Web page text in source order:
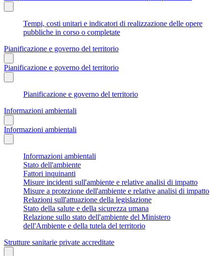
Tempi, costi unitari e indicatori di realizzazione delle opere
pubbliche in corso o completate
Pianificazione e governo del territorio
Pianificazione e governo del territorio
Pianificazione e governo del territorio
Informazioni ambientali
Informazioni ambientali
Informazioni ambientali
Stato dell'ambiente
Fattori inquinanti
Misure incidenti sull'ambiente e relative analisi di impatto
Misure a protezione dell'ambiente e relative analisi di impatto
Relazioni sull'attuazione della legislazione
Stato della salute e della sicurezza umana
Relazione sullo stato dell'ambiente del Ministero
dell'Ambiente e della tutela del territorio
Strutture sanitarie private accreditate